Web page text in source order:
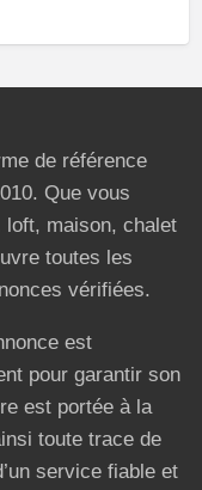
de référence
Que vous
loft, maison, chalet
toutes les
vérifiées.
est
pour garantir son
est portée à la
toute trace de
service fiable et